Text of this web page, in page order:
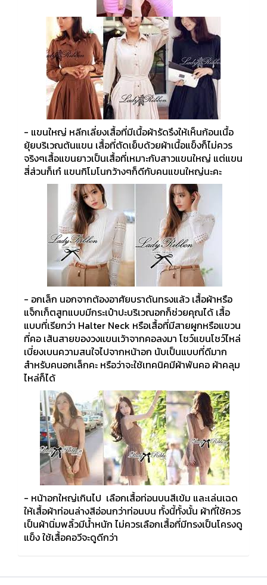
- แขนใหญ่ หลีกเลี่ยงเสื้อที่มีเนื้อผ้ารัดรึงให้เห็นก้อนเนื้อ
ยุ้ยบริเวณต้นแขน เสื้อที่ตัดเย็บด้วยผ้าเนื้อแข็งก็ไม่ควร
จริงๆเสื้อแขนยาวเป็นเสื้อที่เหมาะกับสาวแขนใหญ่ แต่แขน
สี่ส่วนก็เก๋ แขนกิโมโนกว้างๆก็ดีกับคนแขนใหญ่นะคะ
- อกเล็ก นอกจากต้องอาศัยบราดันทรงแล้ว เสื้อผ้าหรือ
แจ็กเก็ตสูทแบบมีกระเป๋าปะบริเวณอกก็ช่วยคุณได้ เสื้อ
แบบที่เรียกว่า Halter Neck หรือเสื้อที่มีสายผูกหรือแขวน
ที่คอ เส้นสายของวงแขนเว้าจากคอลงมา โชว์แขนโชว์ไหล่
เบี่ยงเบนความสนใจไปจากหน้าอก นับเป็นแบบที่ดีมาก
สำหรับคนอกเล็กคะ หรือว่าจะใช้เทคนิคมีผ้าพันคอ ผ้าคลุม
ไหล่ก็ได้
- หน้าอกใหญ่เกินไป เลือกเสื้อท่อนบนสีเข้ม และเล่นเฉด
ให้เสื้อผ้าท่อนล่างสีอ่อนกว่าท่อนบน ทั้งนี้ทั้งนั้น ผ้าที่ใช้ควร
เป็นผ้านิ่มพลิ้วมีน้ำหนัก ไม่ควรเลือกเสื้อที่มีทรงเป็นโครงดู
แข็ง ใช้เสื้อคอวีจะดูดีกว่า